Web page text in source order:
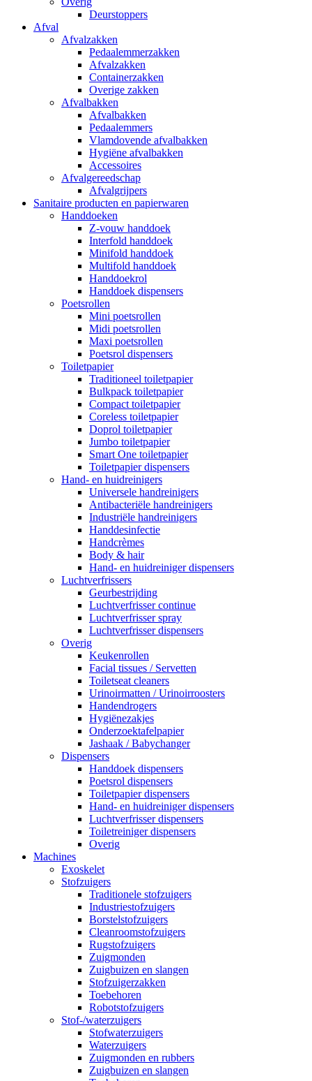
Deurstoppers
Afval
Afvalzakken
Pedaalemmerzakken
Afvalzakken
Containerzakken
Overige zakken
Afvalbakken
Afvalbakken
Pedaalemmers
Vlamdovende afvalbakken
Hygiëne afvalbakken
Accessoires
Afvalgereedschap
Afvalgrijpers
Sanitaire producten en papierwaren
Handdoeken
Z-vouw handdoek
Interfold handdoek
Minifold handdoek
Multifold handdoek
Handdoekrol
Handdoek dispensers
Poetsrollen
Mini poetsrollen
Midi poetsrollen
Maxi poetsrollen
Poetsrol dispensers
Toiletpapier
Traditioneel toiletpapier
Bulkpack toiletpapier
Compact toiletpapier
Coreless toiletpapier
Doprol toiletpapier
Jumbo toiletpapier
Smart One toiletpapier
Toiletpapier dispensers
Hand- en huidreinigers
Universele handreinigers
Antibacteriële handreinigers
Industriële handreinigers
Handdesinfectie
Handcrèmes
Body & hair
Hand- en huidreiniger dispensers
Luchtverfrissers
Geurbestrijding
Luchtverfrisser continue
Luchtverfrisser spray
Luchtverfrisser dispensers
Overig
Keukenrollen
Facial tissues / Servetten
Toiletseat cleaners
Urinoirmatten / Urinoirroosters
Handendrogers
Hygiënezakjes
Onderzoektafelpapier
Jashaak / Babychanger
Dispensers
Handdoek dispensers
Poetsrol dispensers
Toiletpapier dispensers
Hand- en huidreiniger dispensers
Luchtverfrisser dispensers
Toiletreiniger dispensers
Overig
Machines
Exoskelet
Stofzuigers
Traditionele stofzuigers
Industriestofzuigers
Borstelstofzuigers
Cleanroomstofzuigers
Rugstofzuigers
Zuigmonden
Zuigbuizen en slangen
Stofzuigerzakken
Toebehoren
Robotstofzuigers
Stof-/waterzuigers
Stofwaterzuigers
Waterzuigers
Zuigmonden en rubbers
Zuigbuizen en slangen